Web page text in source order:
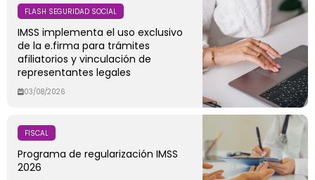
FLASH SEGURIDAD SOCIAL
IMSS implementa el uso exclusivo
de la e.firma para trámites
afiliatorios y vinculación de
representantes legales
03/08/2026
FISCAL
Programa de regularización IMSS
2026